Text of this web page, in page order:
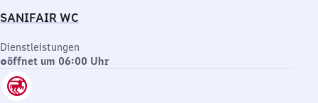
SANIFAIR WC
Dienstleistungen
öffnet um 06:00 Uhr